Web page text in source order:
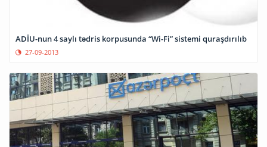
ADİU-nun 4 saylı tədris korpusunda “Wi-Fi” sistemi quraşdırılıb
27-09-2013